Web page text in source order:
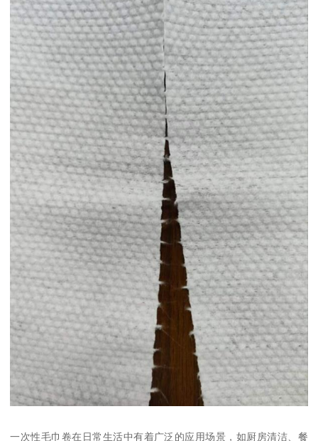
一次性毛巾卷在日常生活中有着广泛的应用场景，如厨房清洁、餐